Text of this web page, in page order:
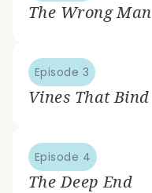
The Wrong Man
Episode 3
Vines That Bind
Episode 4
The Deep End